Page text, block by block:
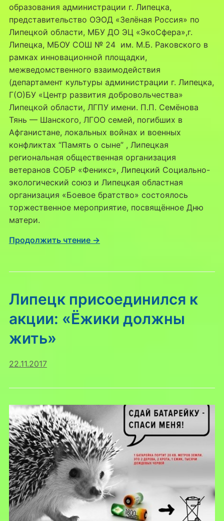
образования администрации г. Липецка,
представительство ОЭОД «Зелёная Россия» по
Липецкой области, МБУ ДО ЭЦ «ЭкоСфера»,г.
Липецка, МБОУ СОШ № 24 им. М.Б. Раковского в
рамках инновационной площадки,
межведомственного взаимодействия
(департамент культуры администрации г. Липецка,
Г(О)БУ «Центр развития добровольчества»
Липецкой области, ЛГПУ имени. П.П. Семёнова
Тянь — Шанского, ЛГОО семей, погибших в
Афганистане, локальных войнах и военных
конфликтах “Память о сыне” , Липецкая
региональная общественная организация
ветеранов СОБР «Феникс», Липецкий Социально-
экологический союз и Липецкая областная
организация «Боевое братство» состоялось
торжественное мероприятие, посвящённое Дню
матери.
Продолжить чтение →
Липецк присоединился к
акции: «Ёжики должны
жить»
22.11.2017